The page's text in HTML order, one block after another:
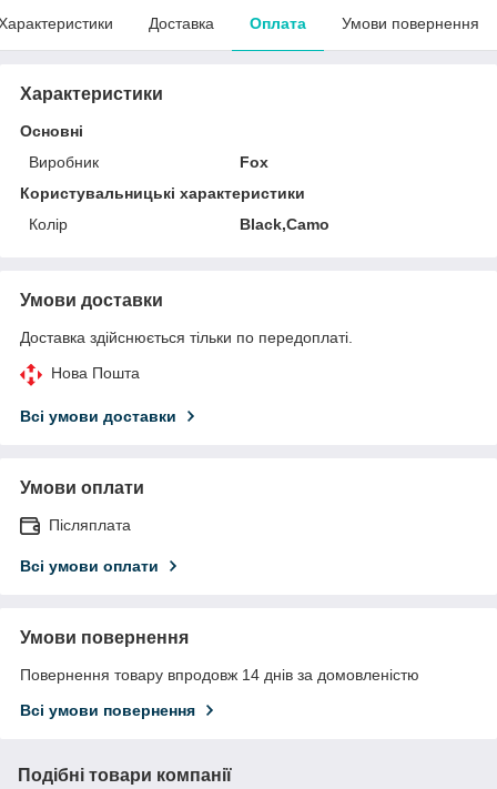
Доставка Оплата Умови повернення
Характеристики
Основні
Виробник
Fox
Користувальницькі характеристики
Колір
Black,Camo
Умови доставки
Доставка здійснюється тільки по передоплаті.
Нова Пошта
Всі умови доставки
Умови оплати
Післяплата
Всі умови оплати
Умови повернення
Повернення товару впродовж 14 днів за домовленістю
Всі умови повернення
Подібні товари компанії